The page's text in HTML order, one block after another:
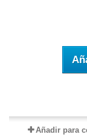
Añadir para